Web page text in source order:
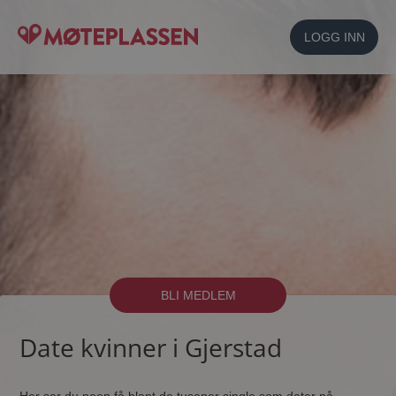
LOGG INN
BLI MEDLEM
Date kvinner i Gjerstad